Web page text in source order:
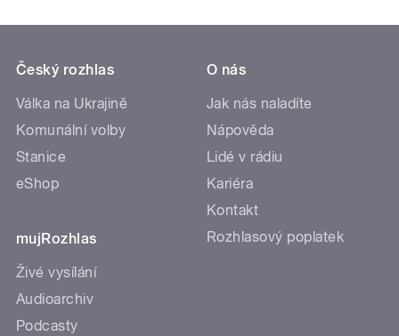
Český rozhlas
Válka na Ukrajině
Komunální volby
Stanice
eShop
mujRozhlas
Živé vysílání
Audioarchiv
Podcasty
O nás
Jak nás naladíte
Nápověda
Lidé v rádiu
Kariéra
Kontakt
Rozhlasový poplatek